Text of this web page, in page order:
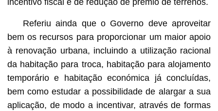
incentivo fiscal e de redução de prémio de terrenos.
Referiu ainda que o Governo deve aproveitar
bem os recursos para proporcionar um maior apoio
à renovação urbana, incluindo a utilização racional
da habitação para troca, habitação para alojamento
temporário e habitação económica já concluídas,
bem como estudar a possibilidade de alargar a sua
aplicação, de modo a incentivar, através de formas